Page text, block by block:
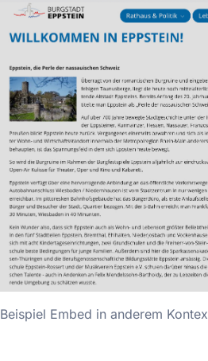
Beispiel Embed in anderem